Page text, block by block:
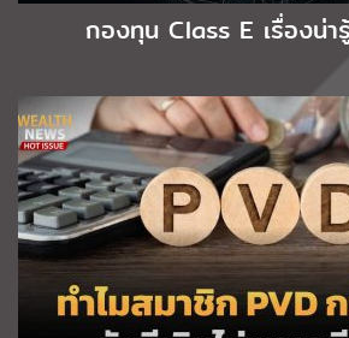
กองทุน Class E เรื่องน่